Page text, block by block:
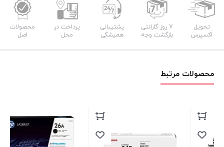
تحویل
اکسپرس
7 روز گارانتی
بازگشت وجه
پشتیبانی
همیشگی
پرداخت در
محل
محصولات
اصل
محصولات مرتبط